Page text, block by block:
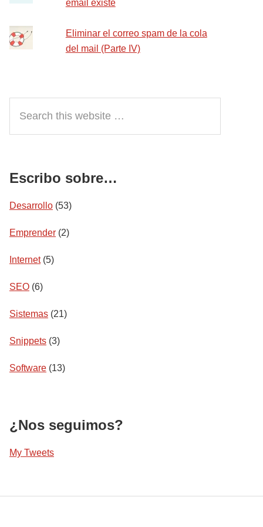
email existe
Eliminar el correo spam de la cola
del mail (Parte IV)
this
website
Escribo sobre…
Desarrollo (53)
Emprender (2)
Internet(5)
SEO (6)
Sistemas (21)
Snippets (3)
Software (13)
¿Nos seguimos?
My Tweets